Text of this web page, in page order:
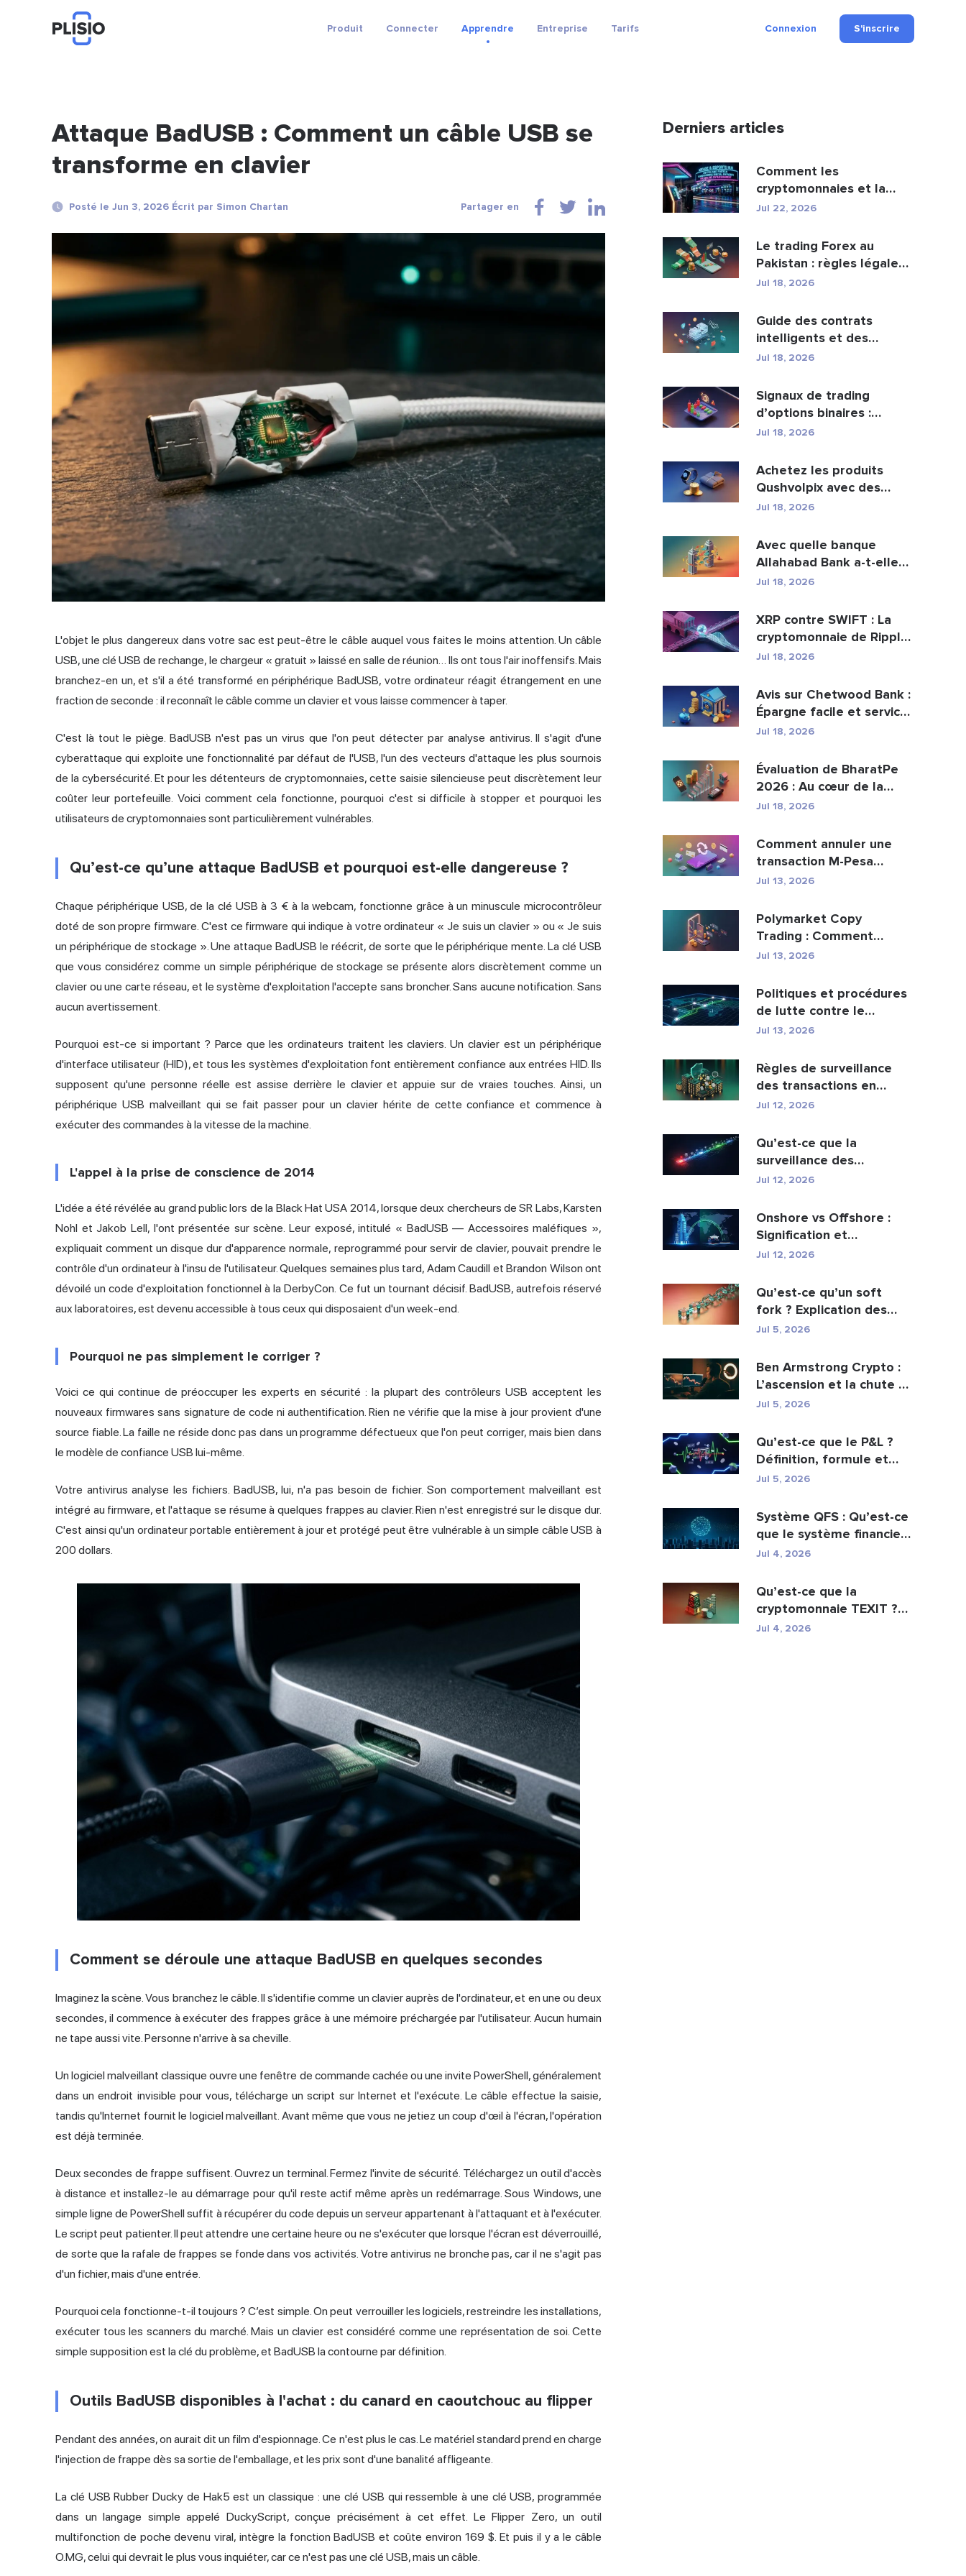
Produit Connecter Apprendre Entreprise Tarifs Connexion S'inscrire
Attaque BadUSB : Comment un câble USB se
transforme en clavier
Posté le Jun 3, 2026 Écrit par Simon Chartan Partager en
L'objet le plus dangereux dans votre sac est peut-être le câble auquel vous faites le moins attention. Un câble
USB, une clé USB de rechange, le chargeur « gratuit » laissé en salle de réunion… Ils ont tous l'air inoffensifs. Mais
branchez-en un, et s'il a été transformé en périphérique BadUSB, votre ordinateur réagit étrangement en une
fraction de seconde : il reconnaît le câble comme un clavier et vous laisse commencer à taper.
C'est là tout le piège. BadUSB n'est pas un virus que l'on peut détecter par analyse antivirus. Il s'agit d'une
cyberattaque qui exploite une fonctionnalité par défaut de l'USB, l'un des vecteurs d'attaque les plus sournois
de la cybersécurité. Et pour les détenteurs de cryptomonnaies, cette saisie silencieuse peut discrètement leur
coûter leur portefeuille. Voici comment cela fonctionne, pourquoi c'est si difficile à stopper et pourquoi les
utilisateurs de cryptomonnaies sont particulièrement vulnérables.
Qu’est-ce qu’une attaque BadUSB et pourquoi est-elle dangereuse ?
Chaque périphérique USB, de la clé USB à 3 € à la webcam, fonctionne grâce à un minuscule microcontrôleur
doté de son propre firmware. C'est ce firmware qui indique à votre ordinateur « Je suis un clavier » ou « Je suis
un périphérique de stockage ». Une attaque BadUSB le réécrit, de sorte que le périphérique mente. La clé USB
que vous considérez comme un simple périphérique de stockage se présente alors discrètement comme un
clavier ou une carte réseau, et le système d'exploitation l'accepte sans broncher. Sans aucune notification. Sans
aucun avertissement.
Pourquoi est-ce si important ? Parce que les ordinateurs traitent les claviers. Un clavier est un périphérique
d'interface utilisateur (HID), et tous les systèmes d'exploitation font entièrement confiance aux entrées HID. Ils
supposent qu'une personne réelle est assise derrière le clavier et appuie sur de vraies touches. Ainsi, un
périphérique USB malveillant qui se fait passer pour un clavier hérite de cette confiance et commence à
exécuter des commandes à la vitesse de la machine.
L'appel à la prise de conscience de 2014
L'idée a été révélée au grand public lors de la Black Hat USA 2014, lorsque deux chercheurs de SR Labs, Karsten
Nohl et Jakob Lell, l'ont présentée sur scène. Leur exposé, intitulé « BadUSB — Accessoires maléfiques »,
expliquait comment un disque dur d'apparence normale, reprogrammé pour servir de clavier, pouvait prendre le
contrôle d'un ordinateur à l'insu de l'utilisateur. Quelques semaines plus tard, Adam Caudill et Brandon Wilson ont
dévoilé un code d'exploitation fonctionnel à la DerbyCon. Ce fut un tournant décisif. BadUSB, autrefois réservé
aux laboratoires, est devenu accessible à tous ceux qui disposaient d'un week-end.
Pourquoi ne pas simplement le corriger ?
Voici ce qui continue de préoccuper les experts en sécurité : la plupart des contrôleurs USB acceptent les
nouveaux firmwares sans signature de code ni authentification. Rien ne vérifie que la mise à jour provient d'une
source fiable. La faille ne réside donc pas dans un programme défectueux que l'on peut corriger, mais bien dans
le modèle de confiance USB lui-même.
Votre antivirus analyse les fichiers. BadUSB, lui, n'a pas besoin de fichier. Son comportement malveillant est
intégré au firmware, et l'attaque se résume à quelques frappes au clavier. Rien n'est enregistré sur le disque dur.
C'est ainsi qu'un ordinateur portable entièrement à jour et protégé peut être vulnérable à un simple câble USB à
200 dollars.
Comment se déroule une attaque BadUSB en quelques secondes
Imaginez la scène. Vous branchez le câble. Il s'identifie comme un clavier auprès de l'ordinateur, et en une ou deux
secondes, il commence à exécuter des frappes grâce à une mémoire préchargée par l'utilisateur. Aucun humain
ne tape aussi vite. Personne n'arrive à sa cheville.
Un logiciel malveillant classique ouvre une fenêtre de commande cachée ou une invite PowerShell, généralement
dans un endroit invisible pour vous, télécharge un script sur Internet et l'exécute. Le câble effectue la saisie,
tandis qu'Internet fournit le logiciel malveillant. Avant même que vous ne jetiez un coup d'œil à l'écran, l'opération
est déjà terminée.
Deux secondes de frappe suffisent. Ouvrez un terminal. Fermez l'invite de sécurité. Téléchargez un outil d'accès
à distance et installez-le au démarrage pour qu'il reste actif même après un redémarrage. Sous Windows, une
simple ligne de PowerShell suffit à récupérer du code depuis un serveur appartenant à l'attaquant et à l'exécuter.
Le script peut patienter. Il peut attendre une certaine heure ou ne s'exécuter que lorsque l'écran est déverrouillé,
de sorte que la rafale de frappes se fonde dans vos activités. Votre antivirus ne bronche pas, car il ne s'agit pas
d'un fichier, mais d'une entrée.
Pourquoi cela fonctionne-t-il toujours ? C’est simple. On peut verrouiller les logiciels, restreindre les installations,
exécuter tous les scanners du marché. Mais un clavier est considéré comme une représentation de soi. Cette
simple supposition est la clé du problème, et BadUSB la contourne par définition.
Outils BadUSB disponibles à l'achat : du canard en caoutchouc au flipper
Pendant des années, on aurait dit un film d'espionnage. Ce n'est plus le cas. Le matériel standard prend en charge
l'injection de frappe dès sa sortie de l'emballage, et les prix sont d'une banalité affligeante.
La clé USB Rubber Ducky de Hak5 est un classique : une clé USB qui ressemble à une clé USB, programmée
dans un langage simple appelé DuckyScript, conçue précisément à cet effet. LeFlipper Zero, un outil
multifonction de poche devenu viral, intègre la fonction BadUSB et coûte environ 169 $. Et puis il y a lecâble
O.MG, celui qui devrait le plus vous inquiéter, car ce n'est pas une clé USB, mais un câble.
Derniers articles
Comment les
cryptomonnaies et la
fintech transforment les
Jul 22, 2026
Le trading Forex au
Pakistan : règles légales,
courtiers, appli...
Jul 18, 2026
Guide des contrats
intelligents et des
services de
Jul 18, 2026
Signaux de trading
d’options binaires :
fonctionnement et risqu...
Jul 18, 2026
Achetez les produits
Qushvolpix avec des
cryptomonnaies : Bitcoin...
Jul 18, 2026
Avec quelle banque
Allahabad Bank a-t-elle
fusionné ? Article com...
Jul 18, 2026
XRP contre SWIFT : La
cryptomonnaie de Ripple
peut-elle remplacer...
Jul 18, 2026
Avis sur Chetwood Bank :
Épargne facile et services
bancaires s�...
Jul 18, 2026
Évaluation de BharatPe
2026 : Au cœur de la
licorne fintech val...
Jul 18, 2026
Comment annuler une
transaction M-Pesa
envoyée par erreur
Jul 13, 2026
Polymarket Copy
Trading : Comment
copier les meilleurs
Jul 13, 2026
Politiques et procédures
de lutte contre le
blanchiment d’argen...
Jul 13, 2026
Règles de surveillance
des transactions en
matière de lutte cont...
Jul 12, 2026
Qu’est-ce que la
surveillance des
transactions AML et
Jul 12, 2026
Onshore vs Offshore :
Signification et
principales différences
Jul 12, 2026
Qu’est-ce qu’un soft
fork ? Explication des
mises à jour de ...
Jul 5, 2026
Ben Armstrong Crypto :
L’ascension et la chute de
BitBoy
Jul 5, 2026
Qu’est-ce que le P&L ?
Définition, formule et
calcul
Jul 5, 2026
Système QFS : Qu’est-ce
que le système financier
quantique es...
Jul 4, 2026
Qu’est-ce que la
cryptomonnaie TEXIT ?
Minage, spécifications ...
Jul 4, 2026